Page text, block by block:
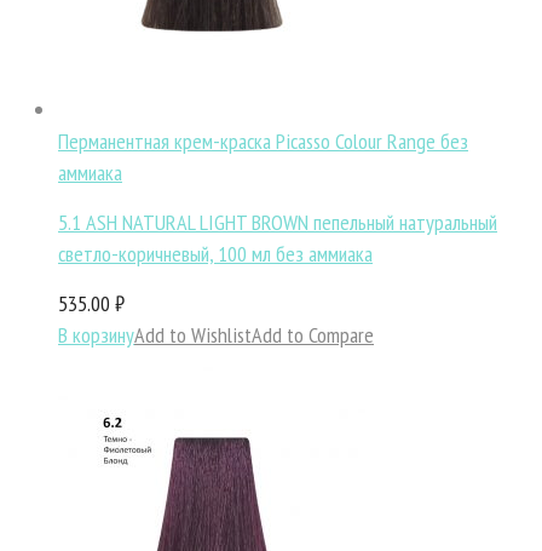
Перманентная крем-краска Picasso Colour Range без
аммиака
5.1 ASH NATURAL LIGHT BROWN пепельный натуральный
светло-коричневый, 100 мл без аммиака
535.00 ₽
В корзинуAdd to WishlistAdd to Compare